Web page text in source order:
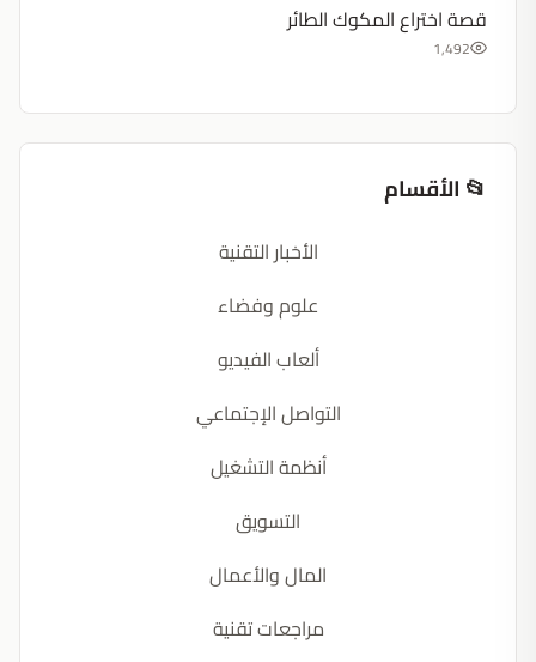
قصة اختراع المكوك الطائر
1,492
📂 الأقسام
الأخبار التقنية
علوم وفضاء
ألعاب الفيديو
التواصل الإجتماعي
أنظمة التشغيل
التسويق
المال والأعمال
مراجعات تقنية